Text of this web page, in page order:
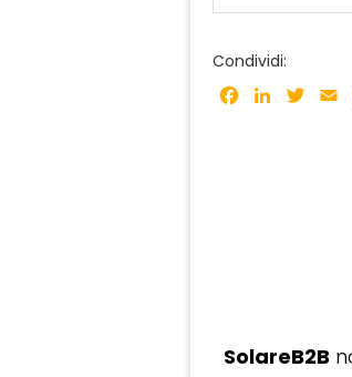
Condividi:
Facebook
LinkedIn
SolareB2B